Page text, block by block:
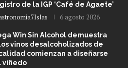
de la IGP ‘Café de Agaete’
6 agosto 2026
Win Sin Alcohol demuestra
vinos desalcoholizados de
comienzan a diseñarse
viñedo